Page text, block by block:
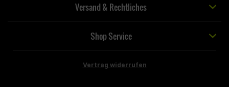
Versand & Rechtliches
Shop Service
Vertrag widerrufen